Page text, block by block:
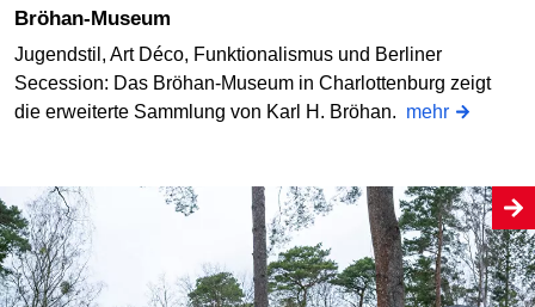
Bröhan-Museum
Jugendstil, Art Déco, Funktionalismus und Berliner
Secession: Das Bröhan-Museum in Charlottenburg zeigt
die erweiterte Sammlung von Karl H. Bröhan. mehr